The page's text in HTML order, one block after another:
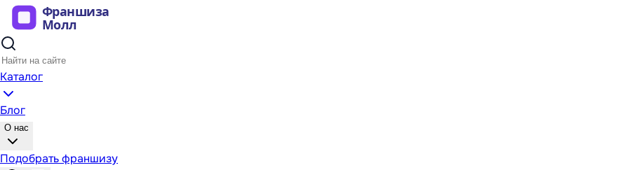
Каталог
Блог
О нас
Подобрать франшизу